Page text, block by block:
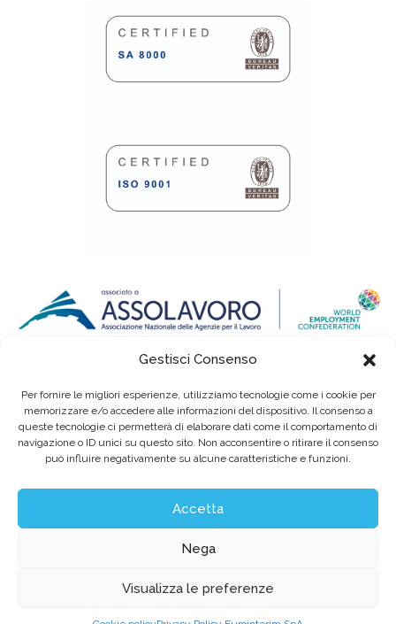
Gestisci Consenso
Per fornire le migliori esperienze, utilizziamo tecnologie come i cookie per
memorizzare e/o accedere alle informazioni del dispositivo. Il consenso a
queste tecnologie ci permetterà di elaborare dati come il comportamento di
navigazione o ID unici su questo sito. Non acconsentire o ritirare il consenso
può influire negativamente su alcune caratteristiche e funzioni.
Accetta
Nega
Visualizza le preferenze
Eurointerim S.p.A. Società Benefit / Agenzia per il Lavoro / Cap. Soc. deliberato e
Sede legale: Viale dell'Industria, 60 / 35129 Padova Tel. (+39) 049 89 34 994 / Fax (+39)
049 89 35 068 /
info@eurointerim.it
C.F. - P. IVA - Reg. Imp. di Padova n° 03304720281 REA nº302673 / Aut. Min. Lav. Prot.
n.1208 - SG del 16.12.2004
nel Registro nazionale degli aiuti di Stato